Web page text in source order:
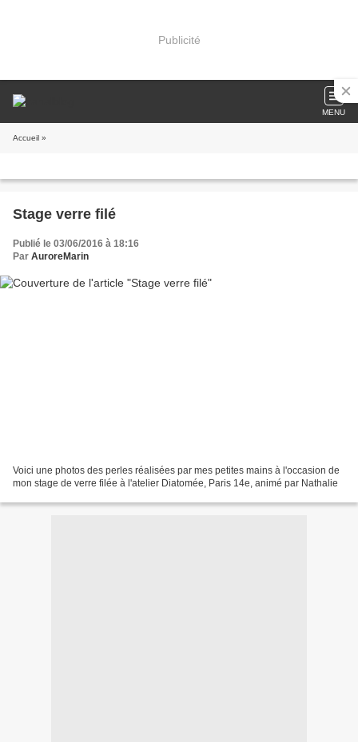
Publicité
MENU
Accueil »
Stage verre filé
Publié le 03/06/2016 à 18:16
Par AuroreMarin
Voici une photos des perles réalisées par mes petites mains à l'occasion de
mon stage de verre filée à l'atelier Diatomée, Paris 14e, animé par Nathalie